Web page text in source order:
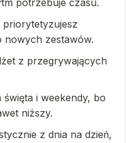
potrzebuje czasu.
priorytetyzujesz
nowych zestawów.
z przegrywających
święta i weekendy, bo
niższy.
z dnia na dzień,